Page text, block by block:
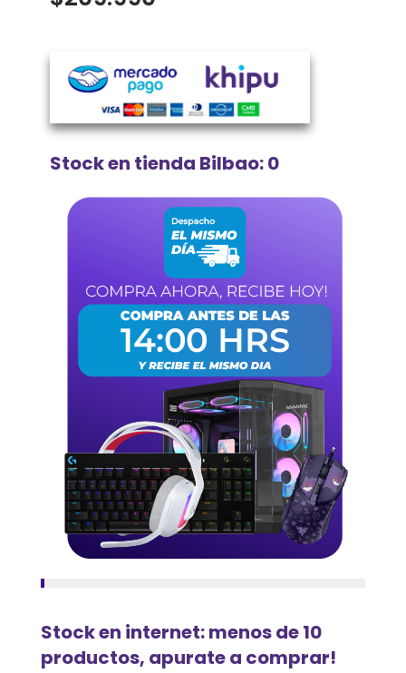
Stock en tienda Bilbao: 0
Stock en internet: menos de 10
productos, apurate a comprar!